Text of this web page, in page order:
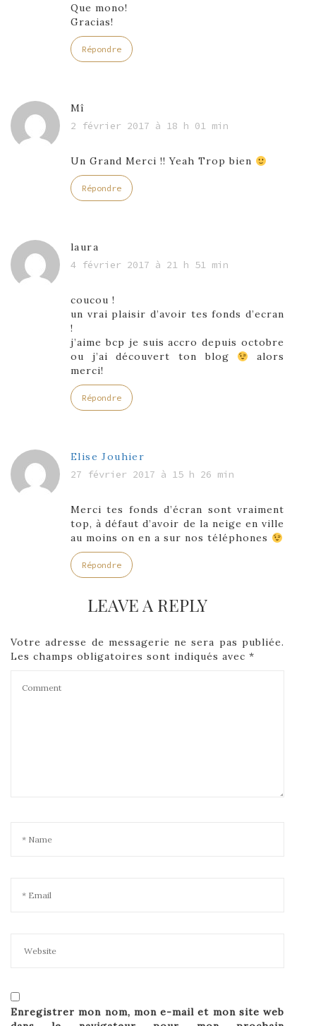
Que mono!
Gracias!
Répondre
Mî
2 février 2017 à 18 h 01 min
Un Grand Merci !! Yeah Trop bien
Répondre
laura
4 février 2017 à 21 h 51 min
coucou !
un vrai plaisir d’avoir tes fonds d’ecran
!
j’aime bcp je suis accro depuis octobre
ou j’ai découvert ton blog
alors
merci!
Répondre
Elise Jouhier
27 février 2017 à 15 h 26 min
Merci tes fonds d’écran sont vraiment
top, à défaut d’avoir de la neige en ville
au moins on en a sur nos téléphones
Répondre
LEAVE A REPLY
Votre adresse de messagerie ne sera pas publiée.
Les champs obligatoires sont indiqués avec *
Enregistrer mon nom, mon e-mail et mon site web